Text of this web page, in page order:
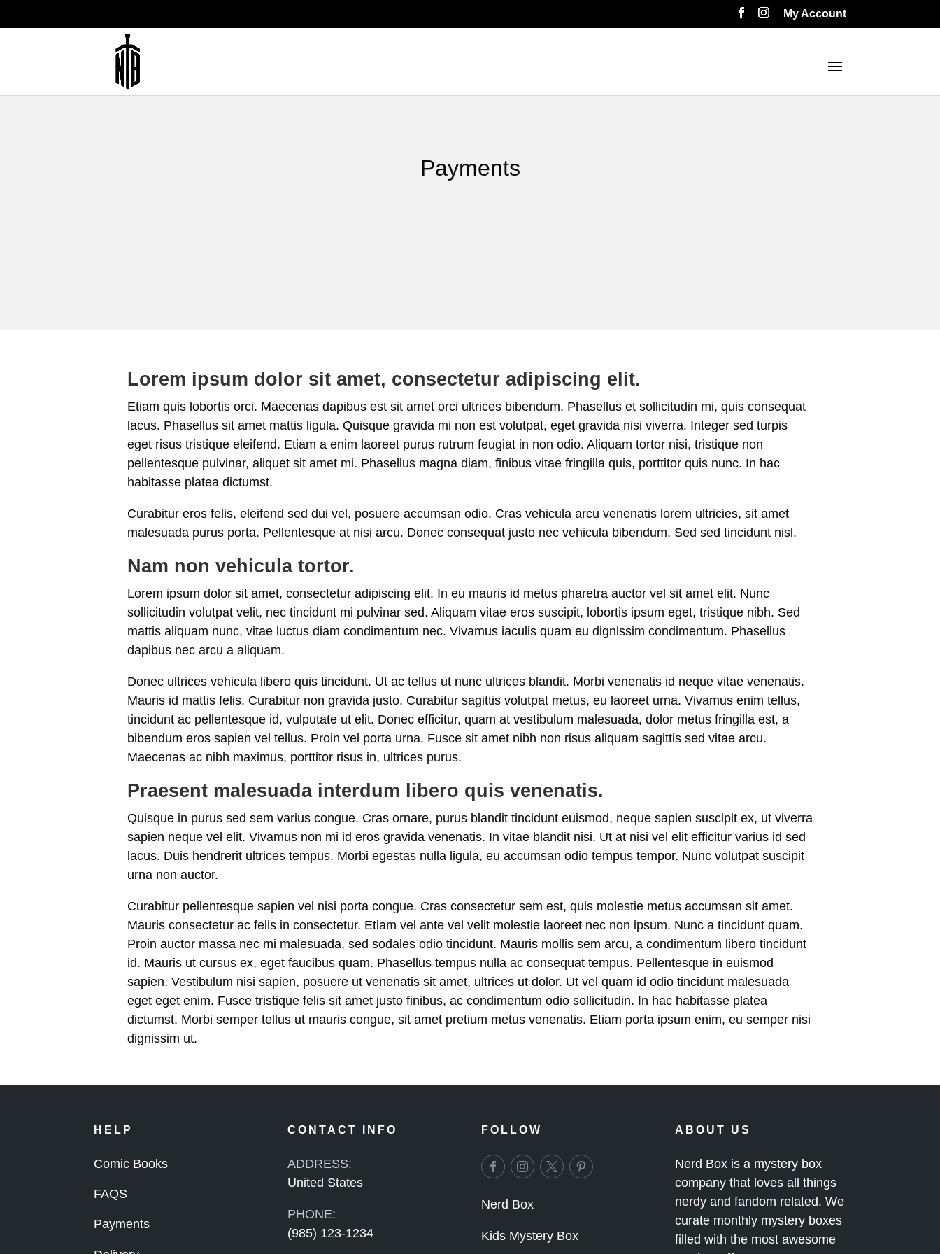
My Account
Payments
Lorem ipsum dolor sit amet, consectetur adipiscing elit.
Etiam quis lobortis orci. Maecenas dapibus est sit amet orci ultrices bibendum. Phasellus et sollicitudin mi, quis consequat
lacus. Phasellus sit amet mattis ligula. Quisque gravida mi non est volutpat, eget gravida nisi viverra. Integer sed turpis
eget risus tristique eleifend. Etiam a enim laoreet purus rutrum feugiat in non odio. Aliquam tortor nisi, tristique non
pellentesque pulvinar, aliquet sit amet mi. Phasellus magna diam, finibus vitae fringilla quis, porttitor quis nunc. In hac
habitasse platea dictumst.
Curabitur eros felis, eleifend sed dui vel, posuere accumsan odio. Cras vehicula arcu venenatis lorem ultricies, sit amet
malesuada purus porta. Pellentesque at nisi arcu. Donec consequat justo nec vehicula bibendum. Sed sed tincidunt nisl.
Nam non vehicula tortor.
Lorem ipsum dolor sit amet, consectetur adipiscing elit. In eu mauris id metus pharetra auctor vel sit amet elit. Nunc
sollicitudin volutpat velit, nec tincidunt mi pulvinar sed. Aliquam vitae eros suscipit, lobortis ipsum eget, tristique nibh. Sed
mattis aliquam nunc, vitae luctus diam condimentum nec. Vivamus iaculis quam eu dignissim condimentum. Phasellus
dapibus nec arcu a aliquam.
Donec ultrices vehicula libero quis tincidunt. Ut ac tellus ut nunc ultrices blandit. Morbi venenatis id neque vitae venenatis.
Mauris id mattis felis. Curabitur non gravida justo. Curabitur sagittis volutpat metus, eu laoreet urna. Vivamus enim tellus,
tincidunt ac pellentesque id, vulputate ut elit. Donec efficitur, quam at vestibulum malesuada, dolor metus fringilla est, a
bibendum eros sapien vel tellus. Proin vel porta urna. Fusce sit amet nibh non risus aliquam sagittis sed vitae arcu.
Maecenas ac nibh maximus, porttitor risus in, ultrices purus.
Praesent malesuada interdum libero quis venenatis.
Quisque in purus sed sem varius congue. Cras ornare, purus blandit tincidunt euismod, neque sapien suscipit ex, ut viverra
sapien neque vel elit. Vivamus non mi id eros gravida venenatis. In vitae blandit nisi. Ut at nisi vel elit efficitur varius id sed
lacus. Duis hendrerit ultrices tempus. Morbi egestas nulla ligula, eu accumsan odio tempus tempor. Nunc volutpat suscipit
urna non auctor.
Curabitur pellentesque sapien vel nisi porta congue. Cras consectetur sem est, quis molestie metus accumsan sit amet.
Mauris consectetur ac felis in consectetur. Etiam vel ante vel velit molestie laoreet nec non ipsum. Nunc a tincidunt quam.
Proin auctor massa nec mi malesuada, sed sodales odio tincidunt. Mauris mollis sem arcu, a condimentum libero tincidunt
id. Mauris ut cursus ex, eget faucibus quam. Phasellus tempus nulla ac consequat tempus. Pellentesque in euismod
sapien. Vestibulum nisi sapien, posuere ut venenatis sit amet, ultrices ut dolor. Ut vel quam id odio tincidunt malesuada
eget eget enim. Fusce tristique felis sit amet justo finibus, ac condimentum odio sollicitudin. In hac habitasse platea
dictumst. Morbi semper tellus ut mauris congue, sit amet pretium metus venenatis. Etiam porta ipsum enim, eu semper nisi
dignissim ut.
HELP
Comic Books
FAQS
Payments
CONTACT INFO
ADDRESS:
United States
PHONE:
(985) 123-1234
FOLLOW
Nerd Box
Kids Mystery Box
ABOUT US
Nerd Box is a mystery box
company that loves all things
nerdy and fandom related. We
curate monthly mystery boxes
filled with the most awesome